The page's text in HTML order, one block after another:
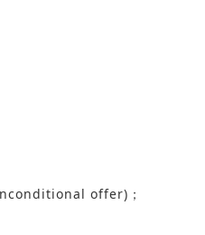
offer)；